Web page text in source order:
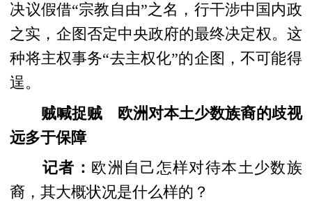
决议假借“宗教自由”之名，行干涉中国内政
之实，企图否定中央政府的最终决定权。这
种将主权事务“去主权化”的企图，不可能得
逞。
贼喊捉贼 欧洲对本土少数族裔的歧视
远多于保障
记者： 欧洲自己怎样对待本土少数族
裔，其大概状况是什么样的？